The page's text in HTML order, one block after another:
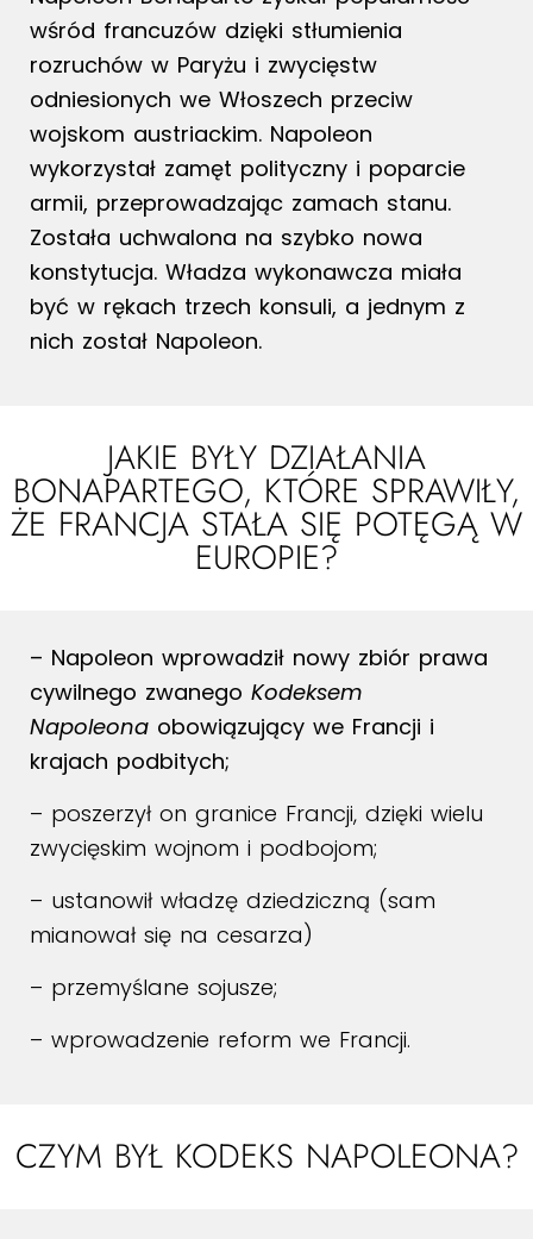
wśród francuzów dzięki stłumienia
rozruchów w Paryżu i zwycięstw
odniesionych we Włoszech przeciw
wojskom austriackim. Napoleon
wykorzystał zamęt polityczny i poparcie
armii, przeprowadzając zamach stanu.
Została uchwalona na szybko nowa
konstytucja. Władza wykonawcza miała
być w rękach trzech konsuli, a jednym z
nich został Napoleon.
JAKIE BYŁY DZIAŁANIA
BONAPARTEGO, KTÓRE SPRAWIŁY,
ŻE FRANCJA STAŁA SIĘ POTĘGĄ W
EUROPIE?
– Napoleon wprowadził nowy zbiór prawa
cywilnego zwanego Kodeksem
Napoleona obowiązujący we Francji i
krajach podbitych;
– poszerzył on granice Francji, dzięki wielu
zwycięskim wojnom i podbojom;
– ustanowił władzę dziedziczną (sam
mianował się na cesarza)
– przemyślane sojusze;
– wprowadzenie reform we Francji.
CZYM BYŁ KODEKS NAPOLEONA?